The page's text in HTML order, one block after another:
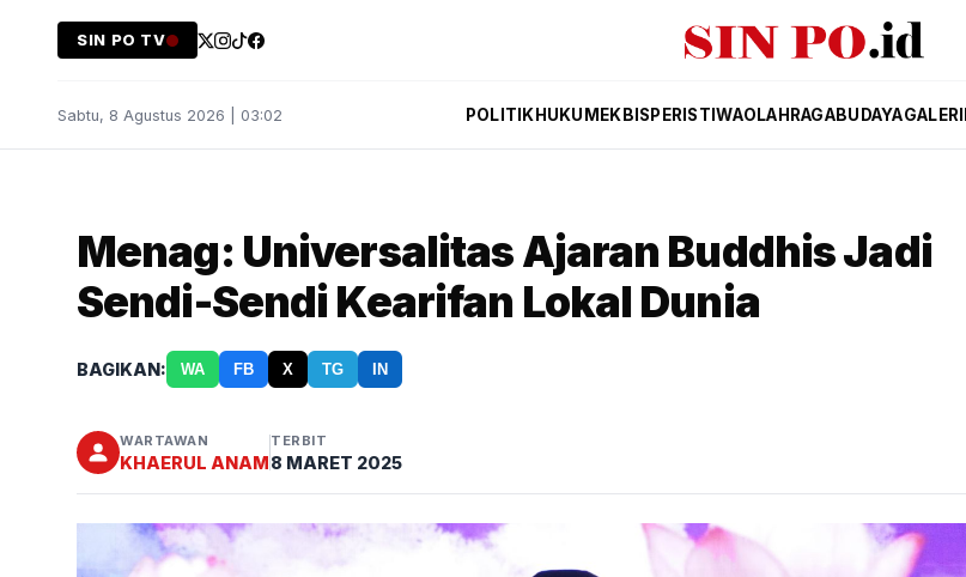
SIN PO TV
Sabtu, 8 Agustus 2026 | 03:02 POLITIK HUKUM EKBIS PERISTIWAOLAHRAGABUDAYAGALERI
Menag: Universalitas Ajaran Buddhis Jadi
Sendi-Sendi Kearifan Lokal Dunia
BAGIKAN: WA FB X TG IN
WARTAWAN
KHAERUL ANAM
TERBIT
8 MARET 2025